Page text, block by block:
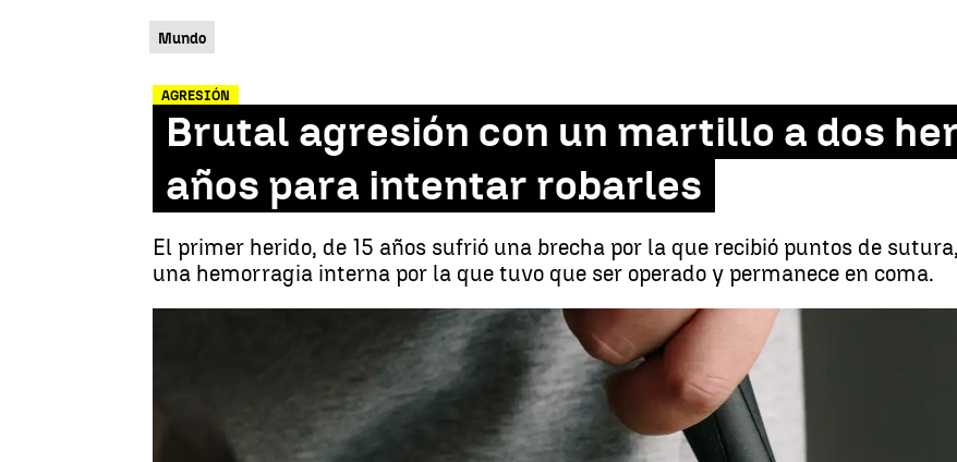
Mundo
AGRESIÓN
Brutal agresión con un martillo a dos
años para intentar robarles
El primer herido, de 15 años sufrió una brecha por la que recibió puntos de
una hemorragia interna por la que tuvo que ser operado y permanece en coma.